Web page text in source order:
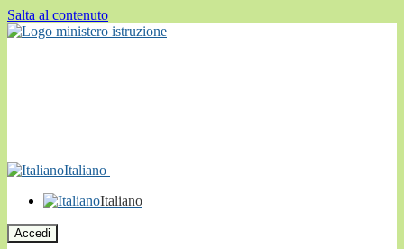
Salta al contenuto
Italiano
Italiano
Accedi